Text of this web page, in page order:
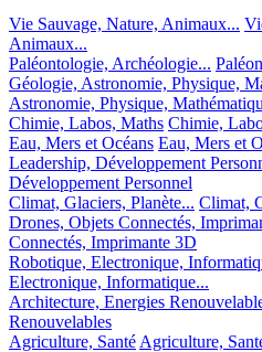
Vie Sauvage, Nature, Animaux...
Animaux...
Paléontologie, Archéologie...
Géologie, Astronomie, Physique,
Astronomie, Physique,
Chimie, Labos, Maths Chimie,
Eau, Mers et Océans Eau, Mers et
Leadership, Développement
Développement Personnel
Climat, Glaciers, Planète... Climat,
Drones, Objets Connectés,
Connectés, Imprimante 3D
Robotique, Electronique,
Electronique, Informatique...
Architecture, Energies
Renouvelables
Agriculture, Santé Agriculture,